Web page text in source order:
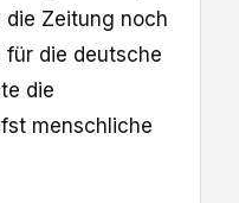
die Zeitung noch
für die deutsche
die
menschliche